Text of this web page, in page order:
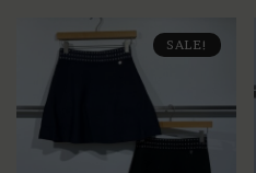
Varianten
auf.
Die
Optionen
können
SALE!